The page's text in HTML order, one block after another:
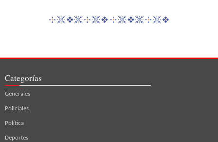
Categorías
Generales
Policiales
Política
Deportes